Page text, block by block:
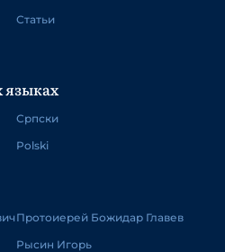
Статьи
языках
Српски
Polski
Протоиерей Божидар Главев
Рысин Игорь